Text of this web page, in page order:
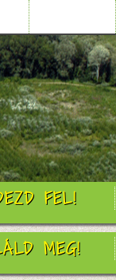
FEL!
MEG!